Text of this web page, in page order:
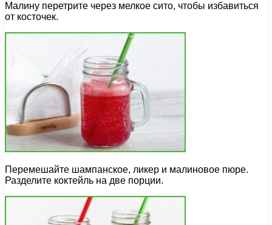
Малину перетрите через мелкое сито, чтобы избавиться
от косточек.
Перемешайте шампанское, ликер и малиновое пюре.
Разделите коктейль на две порции.